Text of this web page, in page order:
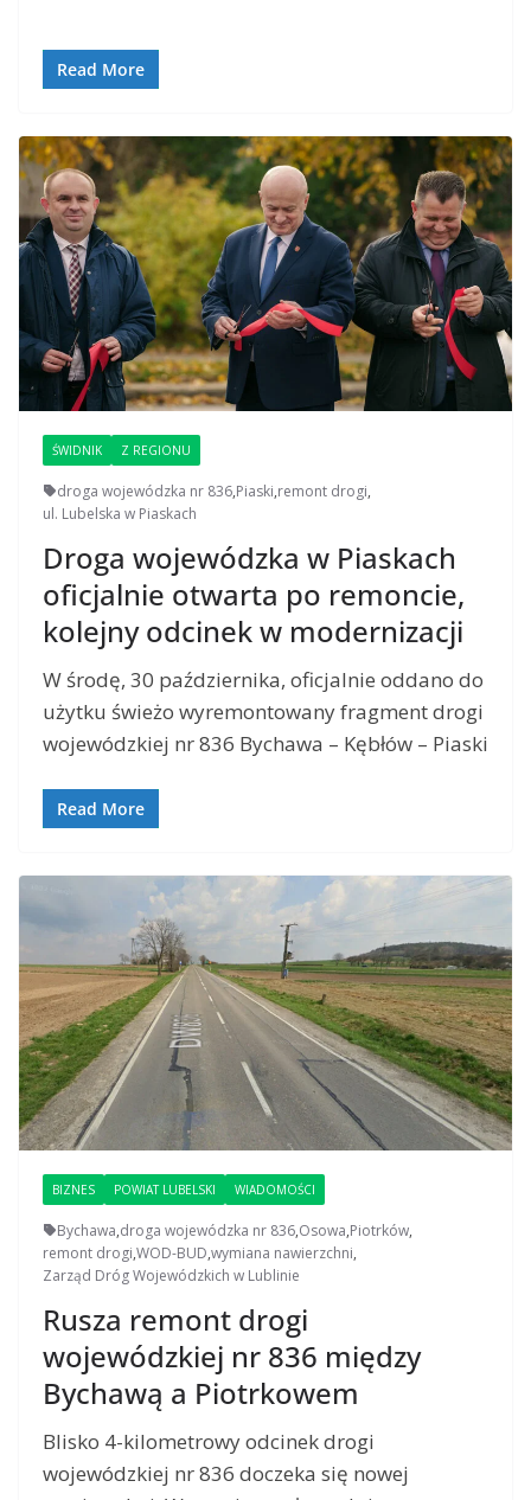
Read More
ŚWIDNIK Z REGIONU
droga wojewódzka nr 836,Piaski,remont drogi,
ul. Lubelska w Piaskach
Droga wojewódzka w Piaskach
oficjalnie otwarta po remoncie,
kolejny odcinek w modernizacji
W środę, 30 października, oficjalnie oddano do
użytku świeżo wyremontowany fragment drogi
wojewódzkiej nr 836 Bychawa – Kębłów – Piaski
Read More
BIZNES POWIAT LUBELSKI WIADOMOŚCI
Bychawa,droga wojewódzka nr 836,Osowa,Piotrków,
remont drogi,WOD-BUD,wymiana nawierzchni,
Zarząd Dróg Wojewódzkich w Lublinie
Rusza remont drogi
wojewódzkiej nr 836 między
Bychawą a Piotrkowem
Blisko 4-kilometrowy odcinek drogi
wojewódzkiej nr 836 doczeka się nowej